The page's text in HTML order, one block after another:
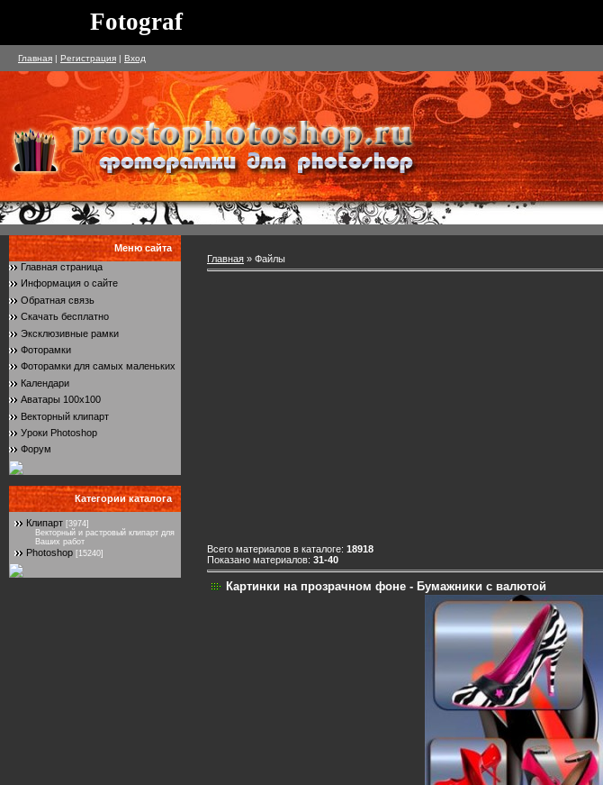
Fotograf
Главная | Регистрация | Вход
Меню сайта
Главная страница
Информация о сайте
Обратная связь
Скачать бесплатно
Эксклюзивные рамки
Фоторамки
Фоторамки для самых маленьких
Календари
Аватары 100x100
Векторный клипарт
Уроки Photoshop
Форум
Категории каталога
Клипарт [3974]
Векторный и растровый клипарт для
Ваших работ
Photoshop [15240]
Главная » Файлы
Всего материалов в каталоге: 18918
Показано материалов: 31-40
Картинки на прозрачном фоне - Бумажники с валютой